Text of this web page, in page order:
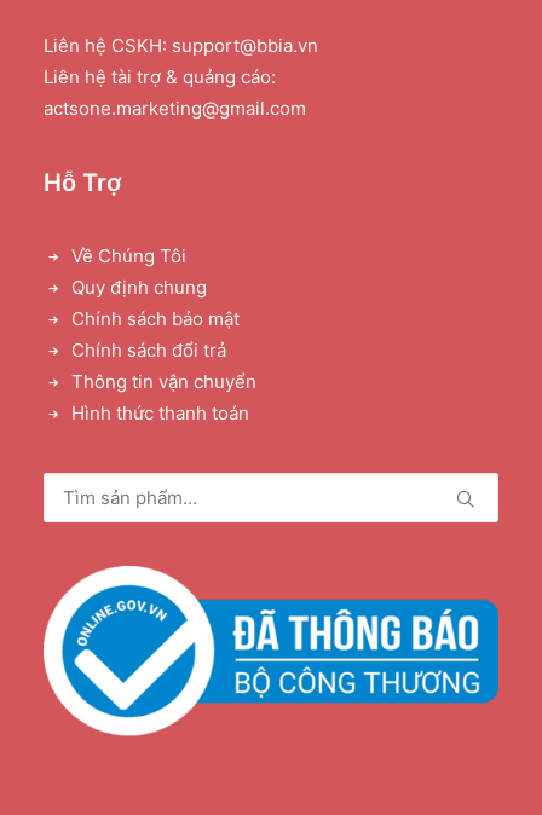
Liên hệ CSKH: support@bbia.vn
Liên hệ tài trợ & quảng cáo:
actsone.marketing@gmail.com
Hỗ Trợ
Về Chúng Tôi
Quy định chung
Chính sách bảo mật
Chính sách đổi trả
Thông tin vận chuyển
Hình thức thanh toán
Tìm
kiếm: